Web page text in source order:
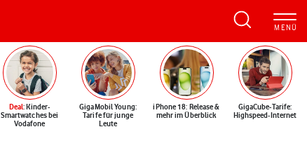
Deal: Kinder-
Smartwatches bei
Vodafone
GigaMobil Young:
Tarife für junge
Leute
iPhone 18: Release &
mehr im Überblick
GigaCube-Tarife:
Highspeed-Internet